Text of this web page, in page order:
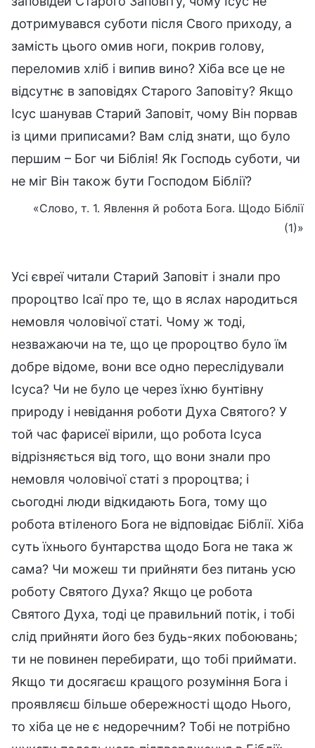
дотримувався суботи після Свого приходу, а
замість цього омив ноги, покрив голову,
переломив хліб і випив вино? Хіба все це не
відсутнє в заповідях Старого Заповіту? Якщо
Ісус шанував Старий Заповіт, чому Він порвав
із цими приписами? Вам слід знати, що було
першим – Бог чи Біблія! Як Господь суботи, чи
не міг Він також бути Господом Біблії?
«Слово, т. 1. Явлення й робота Бога. Щодо Біблії
(1)»
Усі євреї читали Старий Заповіт і знали про
пророцтво Ісаї про те, що в яслах народиться
немовля чоловічої статі. Чому ж тоді,
незважаючи на те, що це пророцтво було їм
добре відоме, вони все одно переслідували
Ісуса? Чи не було це через їхню бунтівну
природу і невідання роботи Духа Святого? У
той час фарисеї вірили, що робота Ісуса
відрізняється від того, що вони знали про
немовля чоловічої статі з пророцтва; і
сьогодні люди відкидають Бога, тому що
робота втіленого Бога не відповідає Біблії. Хіба
суть їхнього бунтарства щодо Бога не така ж
сама? Чи можеш ти прийняти без питань усю
роботу Святого Духа? Якщо це робота
Святого Духа, тоді це правильний потік, і тобі
слід прийняти його без будь-яких побоювань;
ти не повинен перебирати, що тобі приймати.
Якщо ти досягаєш кращого розуміння Бога і
проявляєш більше обережності щодо Нього,
то хіба це не є недоречним? Тобі не потрібно